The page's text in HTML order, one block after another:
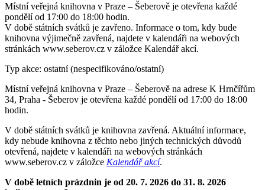
Místní veřejná knihovna v Praze – Šeberově je otevřena každé
pondělí od 17:00 do 18:00 hodin.
V době státních svátků je zavřeno. Informace o tom, kdy bude
knihovna výjimečně zavřená, najdete v kalendáři na webových
stránkách www.seberov.cz v záložce Kalendář akcí.
Typ akce: ostatní (nespecifikováno/ostatní)
Místní veřejná knihovna v Praze – Šeberově na adrese K Hrnčířům
34, Praha - Šeberov je otevřena každé pondělí od 17:00 do 18:00
hodin.
V době státních svátků je knihovna zavřená. Aktuální informace,
kdy nebude knihovna z těchto nebo jiných technických důvodů
otevřená, najdete v kalendáři na webových stránkách
www.seberov.cz v záložce Kalendář akcí.
V době letních prázdnin je od 20. 7. 2026 do 31. 8. 2026